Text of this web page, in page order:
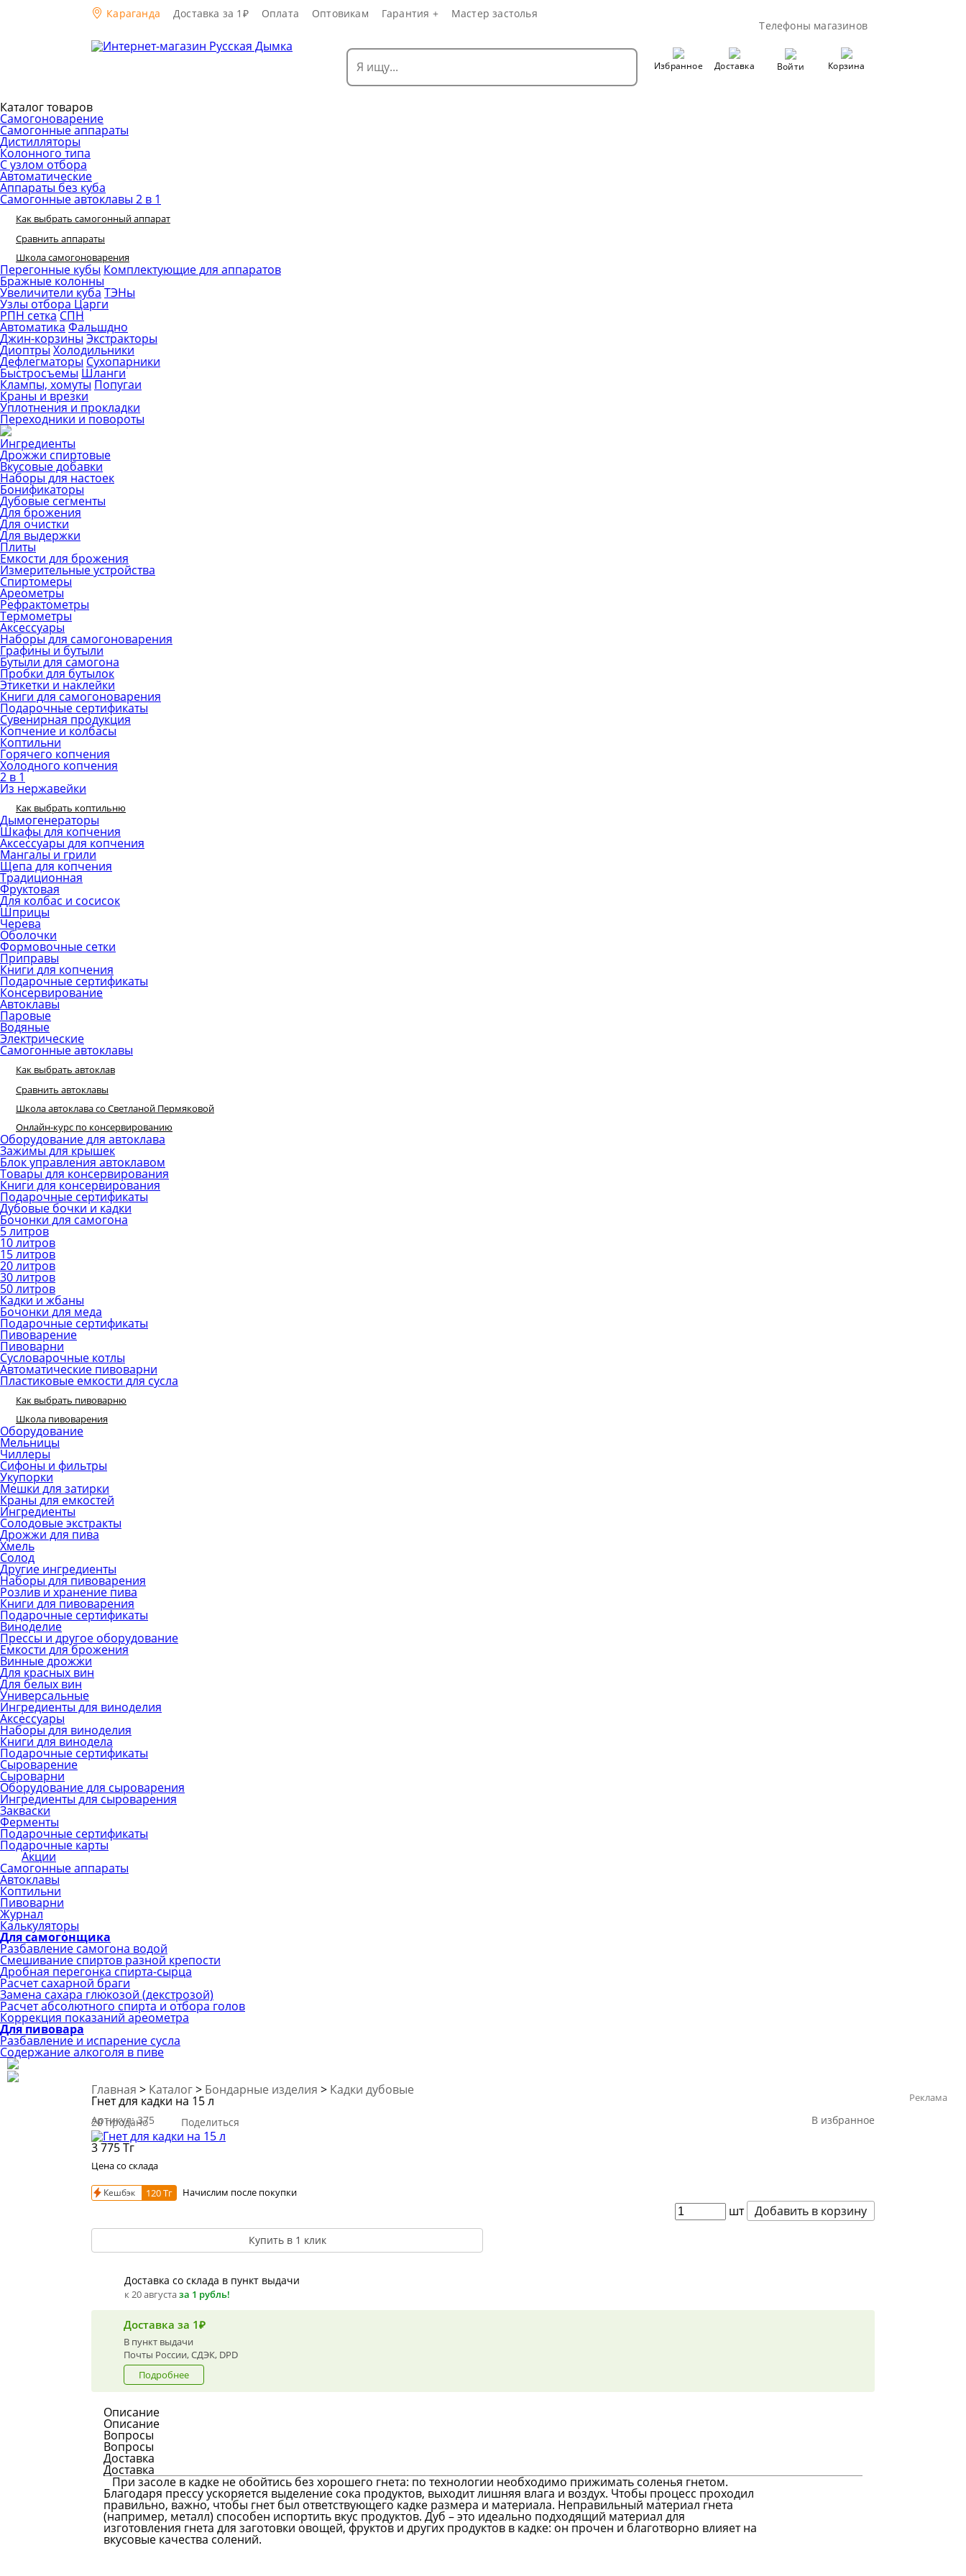
Караганда Доставка за 1₽ Оплата Оптовикам Гарантия +
Мастер застолья
Телефоны магазинов
Избранное Доставка Войти Корзина
Каталог товаров
Самогоноварение
Самогонные аппараты
Дистилляторы
Колонного типа
С узлом отбора
Автоматические
Аппараты без куба
Самогонные автоклавы 2 в 1
Как выбрать самогонный аппарат
Сравнить аппараты
Школа самогоноварения
Перегонные кубы Комплектующие для аппаратов
Бражные колонны
Увеличители куба ТЭНы
Узлы отбора Царги
РПН сетка СПН
Автоматика Фальшдно
Джин-корзины Экстракторы
Диоптры Холодильники
Дефлегматоры Сухопарники
Быстросъемы Шланги
Клампы, хомуты Попугаи
Краны и врезки
Уплотнения и прокладки
Переходники и повороты
Ингредиенты
Дрожжи спиртовые
Вкусовые добавки
Наборы для настоек
Бонификаторы
Дубовые сегменты
Для брожения
Для очистки
Для выдержки
Плиты
Емкости для брожения
Измерительные устройства
Спиртомеры
Ареометры
Рефрактометры
Термометры
Аксессуары
Наборы для самогоноварения
Графины и бутыли
Бутыли для самогона
Пробки для бутылок
Этикетки и наклейки
Книги для самогоноварения
Подарочные сертификаты
Сувенирная продукция
Копчение и колбасы
Коптильни
Горячего копчения
Холодного копчения
2 в 1
Из нержавейки
Как выбрать коптильню
Дымогенераторы
Шкафы для копчения
Аксессуары для копчения
Мангалы и грили
Щепа для копчения
Традиционная
Фруктовая
Для колбас и сосисок
Шприцы
Черева
Оболочки
Формовочные сетки
Приправы
Книги для копчения
Подарочные сертификаты
Консервирование
Автоклавы
Паровые
Водяные
Электрические
Самогонные автоклавы
Как выбрать автоклав
Сравнить автоклавы
Школа автоклава со Светланой Пермяковой
Онлайн-курс по консервированию
Оборудование для автоклава
Зажимы для крышек
Блок управления автоклавом
Товары для консервирования
Книги для консервирования
Подарочные сертификаты
Дубовые бочки и кадки
Бочонки для самогона
5 литров
10 литров
15 литров
20 литров
30 литров
50 литров
Кадки и жбаны
Бочонки для меда
Подарочные сертификаты
Пивоварение
Пивоварни
Сусловарочные котлы
Автоматические пивоварни
Пластиковые емкости для сусла
Как выбрать пивоварню
Школа пивоварения
Оборудование
Мельницы
Чиллеры
Сифоны и фильтры
Укупорки
Мешки для затирки
Краны для емкостей
Ингредиенты
Солодовые экстракты
Дрожжи для пива
Хмель
Солод
Другие ингредиенты
Наборы для пивоварения
Розлив и хранение пива
Книги для пивоварения
Подарочные сертификаты
Виноделие
Прессы и другое оборудование
Емкости для брожения
Винные дрожжи
Для красных вин
Для белых вин
Универсальные
Ингредиенты для виноделия
Аксессуары
Наборы для виноделия
Книги для винодела
Подарочные сертификаты
Сыроварение
Сыроварни
Оборудование для сыроварения
Ингредиенты для сыроварения
Закваски
Ферменты
Подарочные сертификаты
Подарочные карты
Акции
Самогонные аппараты
Автоклавы
Коптильни
Пивоварни
Журнал
Калькуляторы
Для самогонщика
Разбавление самогона водой
Смешивание спиртов разной крепости
Дробная перегонка спирта-сырца
Расчет сахарной браги
Замена сахара глюкозой (декстрозой)
Расчет абсолютного спирта и отбора голов
Коррекция показаний ареометра
Для пивовара
Разбавление и испарение сусла
Содержание алкоголя в пиве
Главная > Каталог> Бондарные изделия > Кадки дубовые
Гнет для кадки на 15 л
20 продано Поделиться В избранное
Артикул:375
3 775Тг
Цена со склада
Кешбэк 120 Тг Начислим после покупки
шт Добавить в корзину
Купить в 1 клик
Доставка со склада в пункт выдачи
к 20 августаза 1 рубль!
Доставка за 1₽
В пункт выдачи
Почты России, СДЭК, DPD
Подробнее
Описание
Описание
Вопросы
Вопросы
Доставка
Доставка
При засоле в кадке не обойтись без хорошего гнета: по технологии необходимо прижимать соленья гнетом.
Благодаря прессу ускоряется выделение сока продуктов, выходит лишняя влага и воздух. Чтобы процесс проходил
правильно, важно, чтобы гнет был ответствующего кадке размера и материала. Неправильный материал гнета
(например, металл) способен испортить вкус продуктов. Дуб – это идеально подходящий материал для
изготовления гнета для заготовки овощей, фруктов и других продуктов в кадке: он прочен и благотворно влияет на
вкусовые качества солений.
Реклама